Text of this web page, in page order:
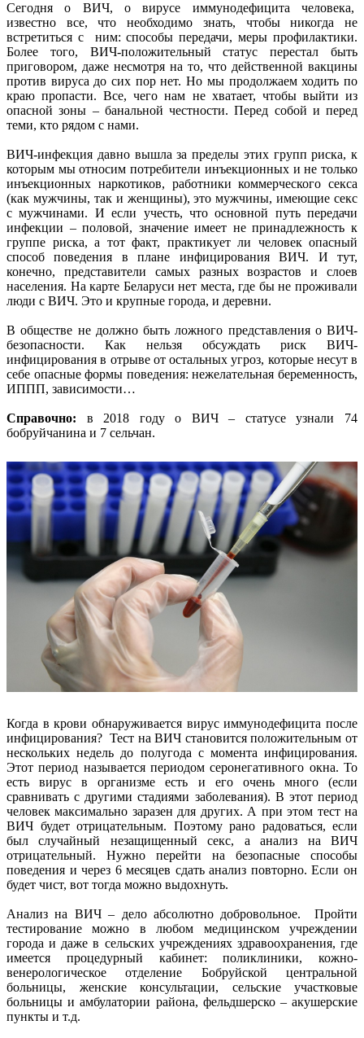
Сегодня о ВИЧ, о вирусе иммунодефицита человека,
известно все, что необходимо знать, чтобы никогда не
встретиться с ним: способы передачи, меры профилактики.
Более того, ВИЧ-положительный статус перестал быть
приговором, даже несмотря на то, что действенной вакцины
против вируса до сих пор нет. Но мы продолжаем ходить по
краю пропасти. Все, чего нам не хватает, чтобы выйти из
опасной зоны – банальной честности. Перед собой и перед
теми, кто рядом с нами.
ВИЧ-инфекция давно вышла за пределы этих групп риска, к
которым мы относим потребители инъекционных и не только
инъекционных наркотиков, работники коммерческого секса
(как мужчины, так и женщины), это мужчины, имеющие секс
с мужчинами. И если учесть, что основной путь передачи
инфекции – половой, значение имеет не принадлежность к
группе риска, а тот факт, практикует ли человек опасный
способ поведения в плане инфицирования ВИЧ. И тут,
конечно, представители самых разных возрастов и слоев
населения. На карте Беларуси нет места, где бы не проживали
люди с ВИЧ. Это и крупные города, и деревни.
В обществе не должно быть ложного представления о ВИЧ-
безопасности. Как нельзя обсуждать риск ВИЧ-
инфицирования в отрыве от остальных угроз, которые несут в
себе опасные формы поведения: нежелательная беременность,
ИППП, зависимости…
Справочно: в 2018 году о ВИЧ – статусе узнали 74
бобруйчанина и 7 сельчан.
Когда в крови обнаруживается вирус иммунодефицита после
инфицирования? Тест на ВИЧ становится положительным от
нескольких недель до полугода с момента инфицирования.
Этот период называется периодом серонегативного окна. То
есть вирус в организме есть и его очень много (если
сравнивать с другими стадиями заболевания). В этот период
человек максимально заразен для других. А при этом тест на
ВИЧ будет отрицательным. Поэтому рано радоваться, если
был случайный незащищенный секс, а анализ на ВИЧ
отрицательный. Нужно перейти на безопасные способы
поведения и через 6 месяцев сдать анализ повторно. Если он
будет чист, вот тогда можно выдохнуть.
Анализ на ВИЧ – дело абсолютно добровольное. Пройти
тестирование можно в любом медицинском учреждении
города и даже в сельских учреждениях здравоохранения, где
имеется процедурный кабинет: поликлиники, кожно-
венерологическое отделение Бобруйской центральной
больницы, женские консультации, сельские участковые
больницы и амбулатории района, фельдшерско – акушерские
пункты и т.д.